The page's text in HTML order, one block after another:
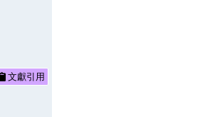
文獻引用